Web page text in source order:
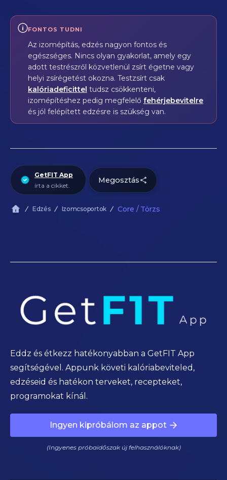
Eddz és étkezz hatékonyabban a GetFIT App
segítségével. Appunk követi kalóriabeviteled,
edzéseid és hatékon terveket, recepteket,
programokat kínál.
Ingyen kipróbálom az appot
(Ingyenes próbaidőszak új felhasználóknak)
FONTOS TUDNI
Az izomépítás, edzés nagyon fontos és
egészséges. Nincs olyan gyakorlat, amely egy
adott testrészről közvetlenül zsírt égetne vagy
helyi zsírégetést okozna. Testzsírt csak
kalóriadeficittel tudsz csökkenteni,
izomépítéshez pedig megfelelő fehérjebevitelre
és jól felépített edzésre is szükség van.
GetFIT App
írta a cikket.
Megosztás
Edzés Izomcsoportok Core / Törzs